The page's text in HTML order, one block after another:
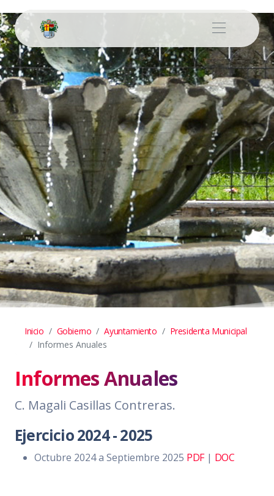
Inicio Gobierno Ayuntamiento
Presidenta Municipal
Informes Anuales
Informes Anuales
C. Magali Casillas Contreras.
Ejercicio 2024 - 2025
Octubre 2024 a Septiembre 2025 PDF| DOC